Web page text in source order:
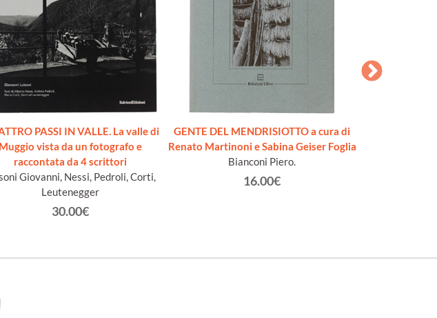
PASSI IN VALLE. La valle di
Muggio vista da un fotografo e
raccontata da 4 scrittori
Giovanni, Nessi, Pedroli, Corti,
Leutenegger
30.00€
GENTE DEL MENDRISIOTTO a cura di
Renato Martinoni e Sabina Geiser Foglia
Bianconi Piero.
16.00€